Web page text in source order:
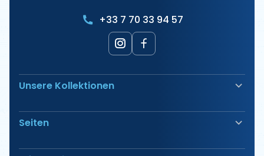
+33 7 70 33 94 57
Unsere Kollektionen
Glasfaserschweißgerät
Sicherheit & Absicherung
Werkzeug
Seiten
Unsere Produkte